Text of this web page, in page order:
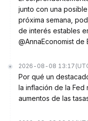
junto con una
próxima semana,
de interés estables
@AnnaEconomist de
2026-08-08 13:17
Por qué un
la inflación de la
aumentos de las